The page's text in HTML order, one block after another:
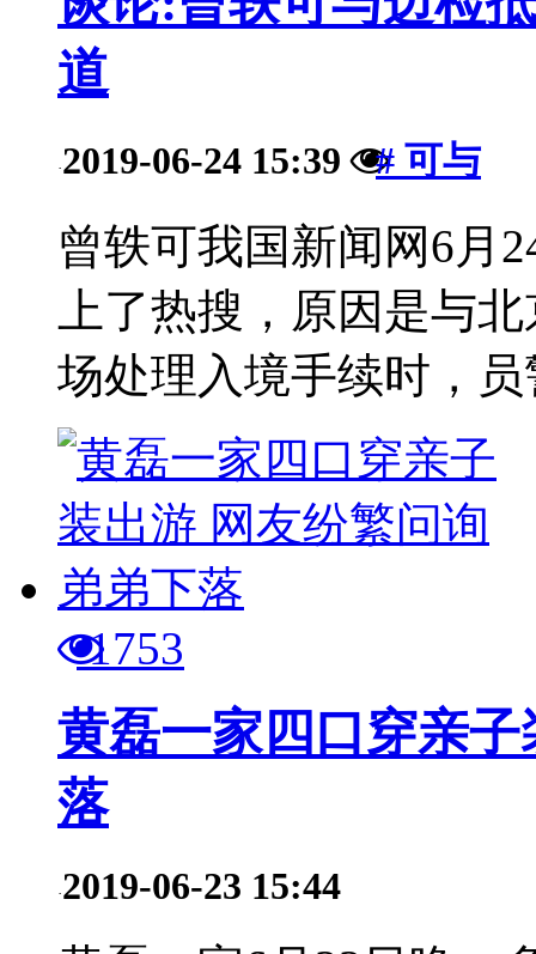
道
·2019-06-24 15:39 # 可与
曾轶可我国新闻网6月
上了热搜，原因是与
场处理入境手续时，员
1753
黄磊一家四口穿亲
落
·2019-06-23 15:44